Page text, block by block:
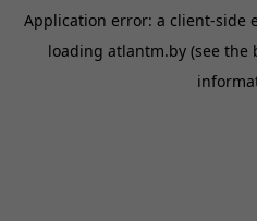
Application error: a client-side
loading atlantm.by (see the